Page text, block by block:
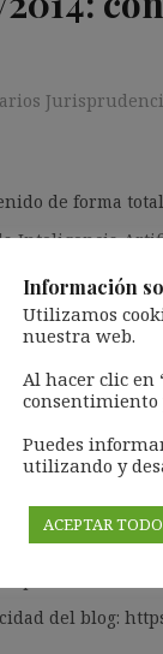
de forma
Inteligencia
de terceros
el contenido del
tramitarla solo
que aparece
AL
correo
en el correo
la bandeja de
pueda causar.
del blog:
Información
Utilizamos
nuestra web.
Al hacer clic en
consentimiento
Puedes
utilizando y
ACEPTAR TODO